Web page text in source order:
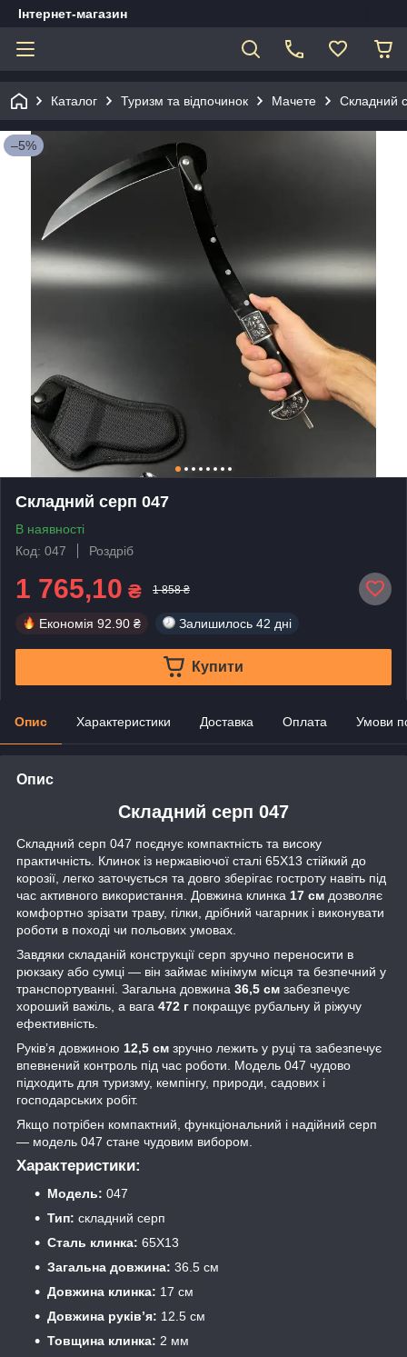
Інтернет-магазин
Каталог Туризм та відпочинок Мачете Складний
–5%
Складний серп 047
В наявності
Код: 047
Роздріб
1 765,10 ₴ 1 858 ₴
Економія 92.90 ₴ Залишилось 42 дні
Купити
Опис Характеристики Доставка Оплата Умови
Опис
Складний серп 047
Складний серп 047 поєднує компактність та високу
практичність. Клинок із нержавіючої сталі 65Х13 стійкий до
корозії, легко заточується та довго зберігає гостроту навіть під
час активного використання. Довжина клинка 17 см дозволяє
комфортно зрізати траву, гілки, дрібний чагарник і виконувати
роботи в поході чи польових умовах.
Завдяки складаній конструкції серп зручно переносити в
рюкзаку або сумці — він займає мінімум місця та безпечний у
транспортуванні. Загальна довжина 36,5 см забезпечує
хороший важіль, а вага 472 г покращує рубальну й ріжучу
ефективність.
Руків’я довжиною 12,5 см зручно лежить у руці та забезпечує
впевнений контроль під час роботи. Модель 047 чудово
підходить для туризму, кемпінгу, природи, садових і
господарських робіт.
Якщо потрібен компактний, функціональний і надійний серп
— модель 047 стане чудовим вибором.
Характеристики:
Модель: 047
Тип: складний серп
Сталь клинка: 65Х13
Загальна довжина: 36.5 см
Довжина клинка: 17 см
Довжина руків’я: 12.5 см
Товщина клинка: 2 мм